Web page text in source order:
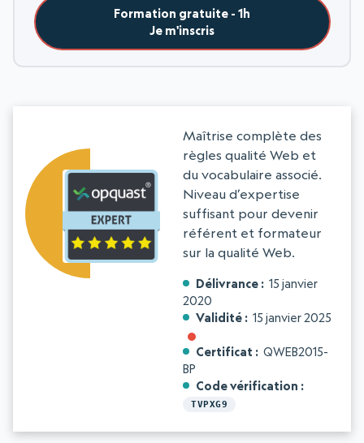
Formation gratuite - 1h
Je m'inscris
Maîtrise complète des
règles qualité Web et
du vocabulaire associé.
Niveau d’expertise
suffisant pour devenir
référent et formateur
sur la qualité Web.
Délivrance
15 janvier
2020
Validité
15 janvier 2025
Certificat
QWEB2015-
BP
Code vérification
TVPXG9